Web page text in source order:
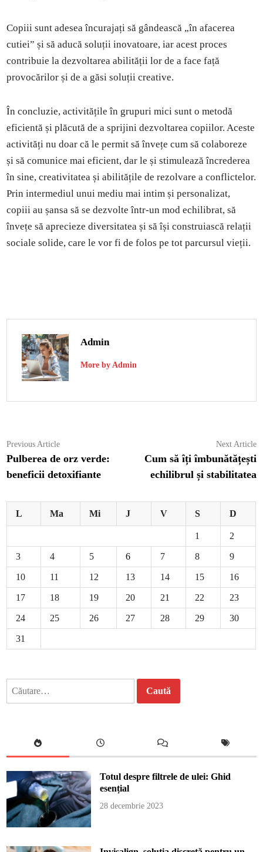
Copiii sunt adesea încurajați să gândească „în afacerea
cutiei” și să aducă soluții inovatoare, iar acest proces
contribuie la dezvoltarea abilității lor de a face față
provocărilor și de a găsi soluții creative.
În concluzie, activitățile în grupuri mici sunt o metodă
eficientă și plăcută de a sprijini dezvoltarea copiilor. Aceste
activități nu doar că le permit să învețe cum să colaboreze
și să comunice mai eficient, dar le și stimulează încrederea
în sine, creativitatea și abilitățile de rezolvare a conflictelor.
Prin intermediul unui mediu mai intim și personalizat,
copiii au șansa să se dezvolte într-un mod echilibrat, să
învețe să aprecieze diversitatea și să își construiască relații
sociale solide, care le vor fi de folos pe tot parcursul vieții.
Admin
More by Admin
Navigare
în
articole
Previous ArticlePrevious
article:
Pulberea de orz verde:
beneficii detoxifiante
Next Article
Cum să îți îmbunătățești
echilibrul și stabilitatea
L Ma Mi J V S D
1 2
3 4 5 6 7 8 9
10 11 12 13 14 15 16
17 18 19 20 21 22 23
24 25 26 27 28 29 30
31
Totul despre filtrele de ulei: Ghid
esențial
28 decembrie 2023